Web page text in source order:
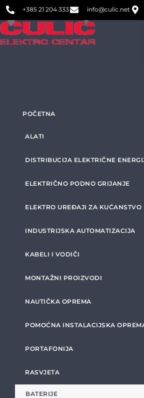
+385 21 204 333 info@culic.net
POČETNA
ALATI
DISTRIBUCIJA ELEKTRIČNE
ELEKTRIČNO PODNO GRIJANJE
ELEKTRO UREĐAJI ZA KUĆANSTVO
INDUSTRIJSKA AUTOMATIZACIJA
KABELI I VODIČI
MONTAŽNI PROIZVODI
NAUTIČKA OPREMA
POMOĆNA INSTALACIJSKA
PORTAFONIJA
RASVJETA
BATERIJE